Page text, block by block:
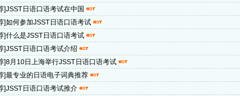
]JSST日语口语考试在中国
]如何参加JSST日语口语考试
]什么是JSST日语口语考试
]JSST日语口语考试介绍
]8月10日上海举行JSST日语口语考试
]最专业的日语电子词典推荐
]JSST日语口语考试推介